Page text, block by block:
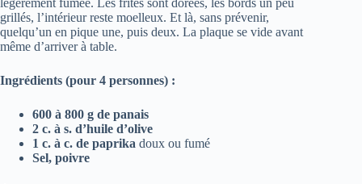
légèrement fumée. Les frites sont dorées, les bords un peu
grillés, l’intérieur reste moelleux. Et là, sans prévenir,
quelqu’un en pique une, puis deux. La plaque se vide avant
même d’arriver à table.
Ingrédients (pour 4 personnes) :
600 à 800 g de panais
2 c. à s. d’huile d’olive
1 c. à c. de paprika doux ou fumé
Sel, poivre